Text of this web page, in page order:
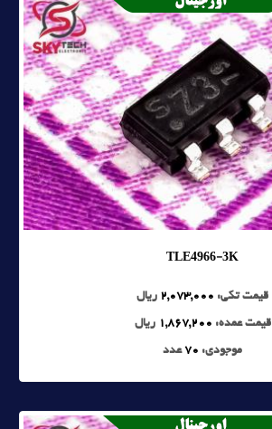
TLE4966-3K
قیمت تکی: 2,073,000 ریال
قیمت عمده: 1,867,200 ریال
موجودی: 70عدد